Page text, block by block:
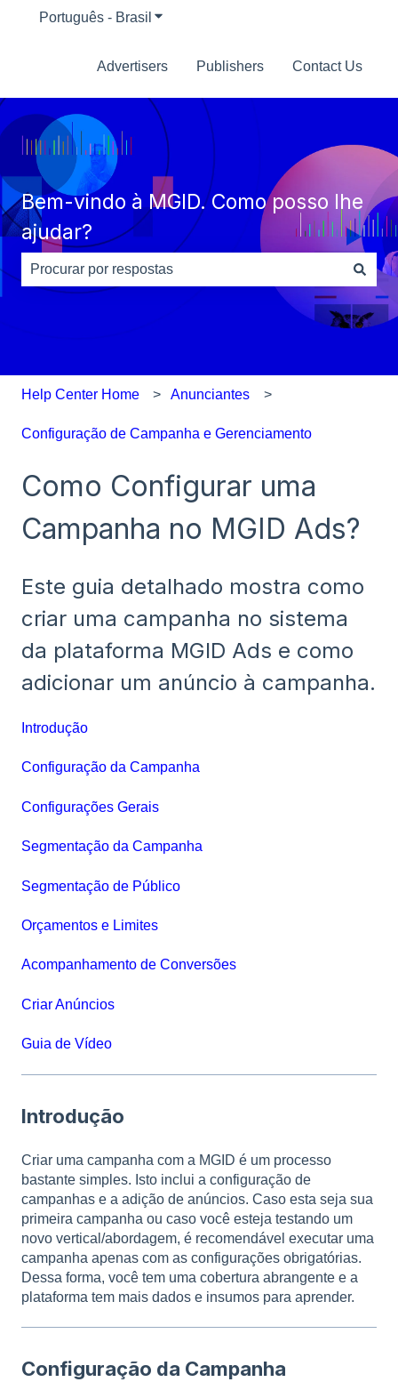
Português - Brasil Mostrar submenu para traduções
Advertisers Publishers Contact Us
Bem-vindo à MGID. Como posso lhe
ajudar?
Não há sugestões porque o campo de pesquisa está
Help Center Home Anunciantes
Configuração de Campanha e Gerenciamento
Como Configurar uma
Campanha no MGID Ads?
Este guia detalhado mostra como
criar uma campanha no sistema
da plataforma MGID Ads e como
adicionar um anúncio à campanha.
Introdução
Configuração da Campanha
Configurações Gerais
Segmentação da Campanha
Segmentação de Público
Orçamentos e Limites
Acompanhamento de Conversões
Criar Anúncios
Guia de Vídeo
Introdução
Criar uma campanha com a MGID é um processo
bastante simples. Isto inclui a configuração de
campanhas e a adição de anúncios. Caso esta seja sua
primeira campanha ou caso você esteja testando um
novo vertical/abordagem, é recomendável executar uma
campanha apenas com as configurações obrigatórias.
Dessa forma, você tem uma cobertura abrangente e a
plataforma tem mais dados e insumos para aprender.
Configuração da Campanha